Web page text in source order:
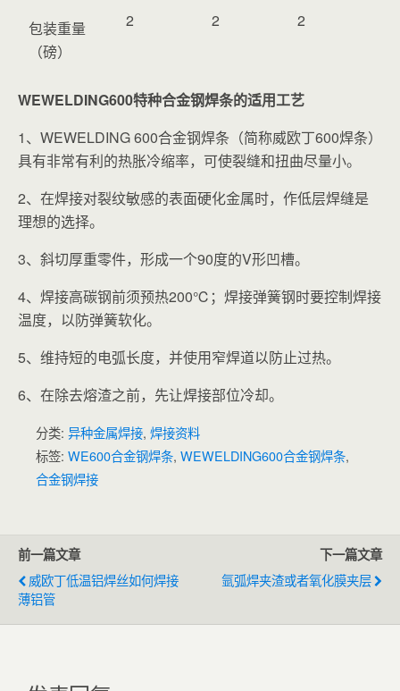
包装重量
（磅）
2 2 2
WEWELDING600特种合金钢焊条的适用工艺
1、 WEWELDING 600合金钢焊条（简称威欧丁600焊条）
具有非常有利的热胀冷缩率，可使裂缝和扭曲尽量小。
2、在焊接对裂纹敏感的表面硬化金属时，作低层焊缝是
理想的选择。
3、斜切厚重零件，形成一个90度的V形凹槽。
4、焊接高碳钢前须预热200℃；焊接弹簧钢时要控制焊接
温度，以防弹簧软化。
5、维持短的电弧长度，并使用窄焊道以防止过热。
6、在除去熔渣之前，先让焊接部位冷却。
分类: 异种金属焊接, 焊接资料
标签: WE600合金钢焊条, WEWELDING600合金钢焊条,
合金钢焊接
前一篇文章
威欧丁低温铝焊丝如何焊接
薄铝管
下一篇文章
氩弧焊夹渣或者氧化膜夹层